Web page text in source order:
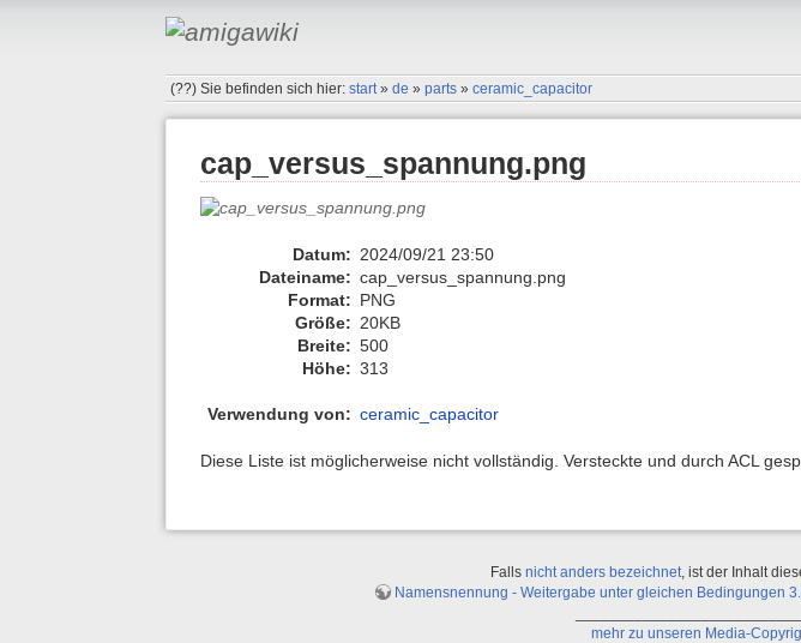
(??)Sie befinden sich hier:start »de »parts »ceramic_capacitor
cap_versus_spannung.png
Datum: 2024/09/21 23:50
Dateiname: cap_versus_spannung.png
Format: PNG
Größe: 20KB
Breite: 500
Höhe: 313
Verwendung von: ceramic_capacitor
Diese Liste ist möglicherweise nicht vollständig. Versteckte und durch ACL
Falls nicht anders bezeichnet, ist der Inhalt
Namensnennung - Weitergabe unter gleichen Bedingungen
mehr zu unseren Media-